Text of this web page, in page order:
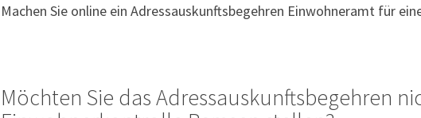
Machen Sie online ein Adressauskunftsbegehren Einwohneramt für
Möchten Sie das Adressauskunftsbegehren